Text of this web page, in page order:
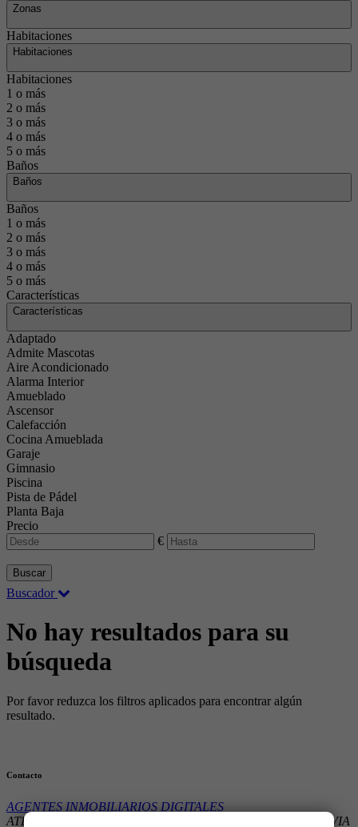
Zonas
Habitaciones
Habitaciones
Habitaciones
1 o más
2 o más
3 o más
4 o más
5 o más
Baños
Baños
Baños
1 o más
2 o más
3 o más
4 o más
5 o más
Características
Características
Adaptado
Admite Mascotas
Aire Acondicionado
Alarma Interior
Amueblado
Ascensor
Calefacción
Cocina Amueblada
Garaje
Gimnasio
Piscina
Pista de Pádel
Planta Baja
Precio
€
Buscar
Buscador
No hay resultados para su
búsqueda
Por favor reduzca los filtros aplicados para encontrar algún
resultado.
Contacto
AGENTES INMOBILIARIOS DIGITALES
ATENCIÓN POR CITA PREVIA MADRID 28001 – CITA PREVIA